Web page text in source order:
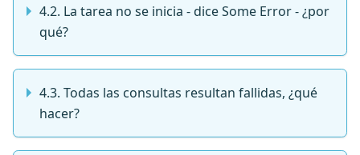
4.2. La tarea no se inicia - dice Some Error - ¿por
qué?
4.3. Todas las consultas resultan fallidas, ¿qué
hacer?